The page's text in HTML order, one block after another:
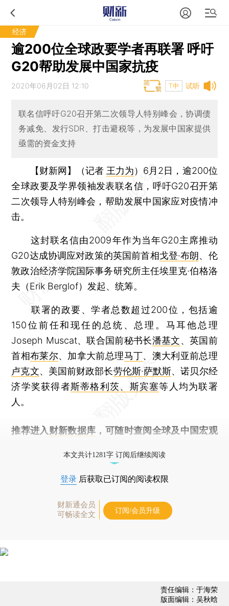
经济
逾200位全球政要学者再联署 呼吁
G20帮助发展中国家抗疫
试听
2020年06月02日 12:10 T中
联名信呼吁G20召开第二次领导人特别峰会，协调债
务减免、发行SDR、打击避税等，为发展中国家提供
亟需的资金支持
【财新网】（记者 王力为） 6月2日，逾200位
全球政要及学界领袖发表联名信，呼吁G20召开第
二次领导人特别峰会，帮助发展中国家应对疫情冲
击。
这封联名信由2009年作为当年G20主席推动
G20达成协调应对政策的英国前首相戈登·布朗、伦
敦政治经济学院国际事务研究所主任埃里克·伯格洛
夫（Erik Berglof）发起、统筹。
联署的政要、学者总数超过200位，包括逾
150位前任和现任的总统、总理。马耳他总理
Joseph Muscat、联合国前秘书长潘基文、英国前
首相布莱尔、加拿大前总理马丁、澳大利亚前总理
卢克文、美国前财政部长劳伦斯·萨默斯、诺贝尔经
济学奖获得者斯蒂格利茨、斯宾塞等人均为联署
人。
推荐进入 财新数据库 ，可随时查阅全球及中国宏观
本文共计1281字 订阅后继续阅读
登录 后获取已订阅的阅读权限
财新通会员
可畅读全文
订阅/会员升级
责任编辑：于海荣
版面编辑：吴秋晗